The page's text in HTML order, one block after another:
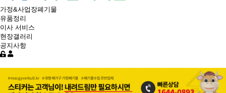
가정&사업장폐기물
유품정리
이사 서비스
현장갤러리
공지사항